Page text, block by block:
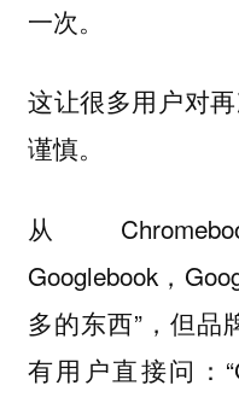
一次。
这让很多用户对
谨慎。
从
Googlebook，
多的东西”，但品
有用户直接问：